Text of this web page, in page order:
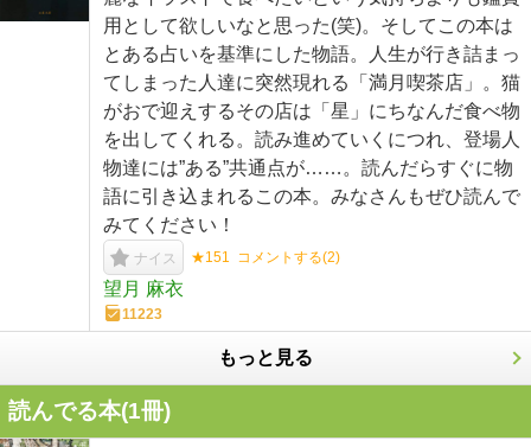
用として欲しいなと思った(笑)。そしてこの本は
とある占いを基準にした物語。人生が行き詰まっ
てしまった人達に突然現れる「満月喫茶店」。猫
がおで迎えするその店は「星」にちなんだ食べ物
を出してくれる。読み進めていくにつれ、登場人
物達には‪”‬ある‪”‬共通点が……。読んだらすぐに物
語に引き込まれるこの本。みなさんもぜひ読んで
みてください！
ナイス ★151 コメントする(2)
望月 麻衣
11223
もっと見る
読んでる本(1冊)